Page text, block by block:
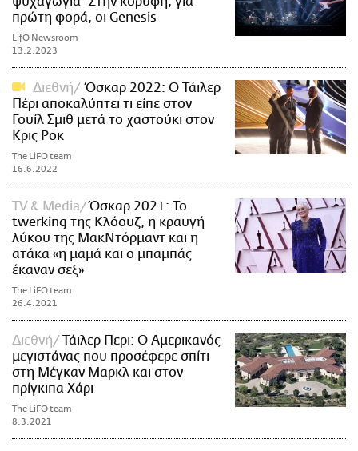
πρώτη φορά, οι Genesis
LifO Newsroom
13.2.2023
Διεθνή
Όσκαρ 2022: Ο Τάιλερ
Πέρι αποκαλύπτει τι είπε στον
Γουίλ Σμιθ μετά το χαστούκι στον
Κρις Ροκ
The LiFO team
16.6.2022
TV & Media
Όσκαρ 2021: Το
twerking της Κλόουζ, η κραυγή
λύκου της ΜακΝτόρμαντ και η
ατάκα «η μαμά και ο μπαμπάς
έκαναν σεξ»
The LiFO team
26.4.2021
Διεθνή
Τάιλερ Περι: Ο Αμερικανός
μεγιστάνας που προσέφερε σπίτι
στη Μέγκαν Μαρκλ και στον
πρίγκιπα Χάρι
The LiFO team
8.3.2021